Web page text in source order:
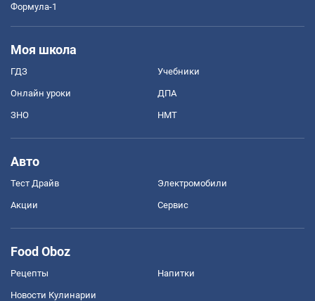
Формула-1
Моя школа
ГДЗ Учебники
Онлайн уроки ДПА
ЗНО НМТ
Авто
Тест Драйв Электромобили
Акции Сервис
Food Oboz
Рецепты Напитки
Новости Кулинарии